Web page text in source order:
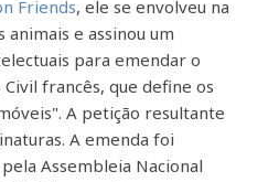
Friends, ele se envolveu na
animais e assinou um
para emendar o
francês, que define os
A petição resultante
A emenda foi
Assembleia Nacional